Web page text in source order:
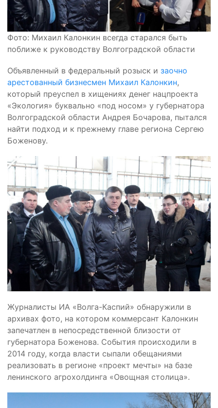
Фото: Михаил Калонкин всегда старался быть
поближе к руководству Волгоградской области
Объявленный в федеральный розыск и заочно
арестованный бизнесмен Михаил Калонкин,
который преуспел в хищениях денег нацпроекта
«Экология» буквально «под носом» у губернатора
Волгоградской области Андрея Бочарова, пытался
найти подход и к прежнему главе региона Сергею
Боженову.
Журналисты ИА «Волга-Каспий» обнаружили в
архивах фото, на котором коммерсант Калонкин
запечатлен в непосредственной близости от
губернатора Боженова. События происходили в
2014 году, когда власти сыпали обещаниями
реализовать в регионе «проект мечты» на базе
ленинского агрохолдинга «Овощная столица».